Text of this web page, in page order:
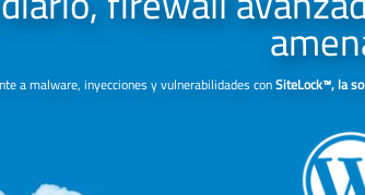
a malware, inyecciones y vulnerabilidades conSiteLock™, la